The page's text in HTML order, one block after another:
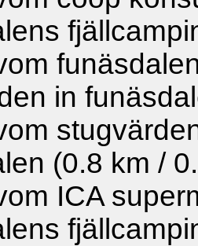
in
(0.8 km /
ICA